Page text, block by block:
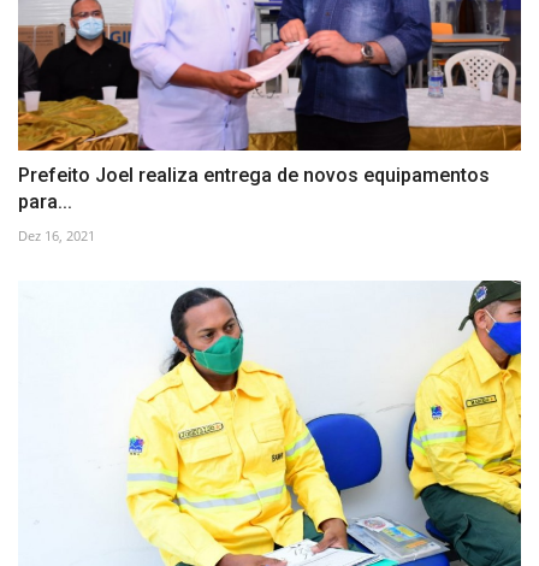
Prefeito Joel realiza entrega de novos equipamentos
para...
Dez 16, 2021